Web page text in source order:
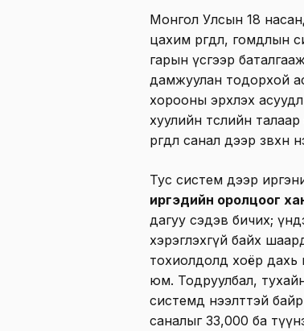
Монгол Улсын 18
цахим өргөдөл,
гарын үсгээр
дамжуулан тодорхой
хорооны эрхлэх
хуулийн төслийн
өргөдөл санал дээр
Тус систем дээр
иргэдийн оролцоог
дагуу сэдэв бичих;
хэрэглэхгүй байх
тохиолдолд хоёр дахь
юм. Тодруулбал,
системд нээлттэй
саналыг 33,000 ба